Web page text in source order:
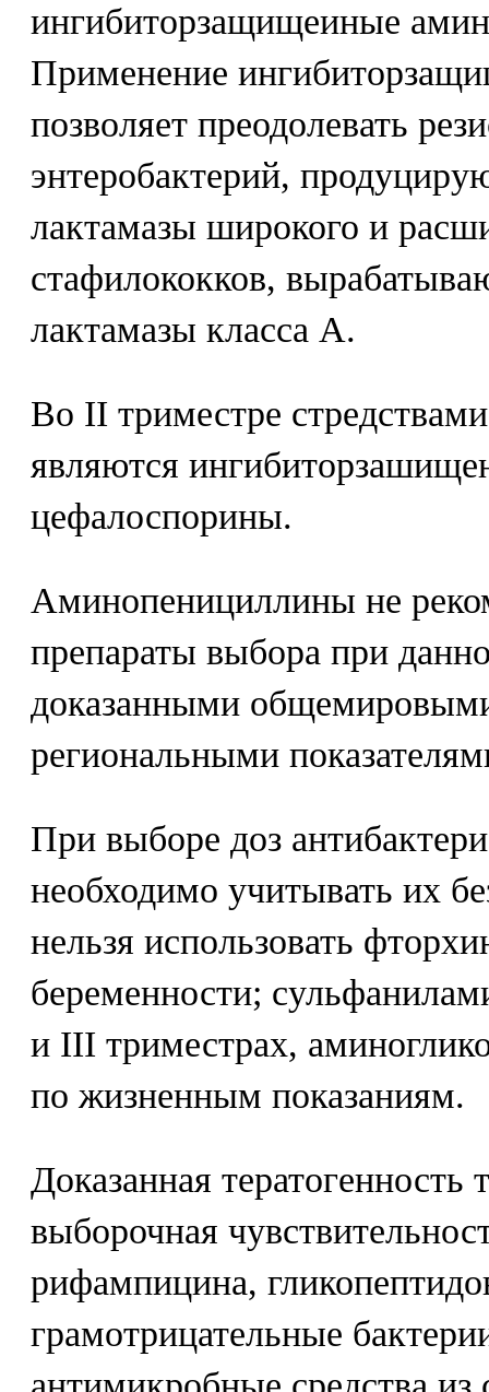
ингибиторзащищеиные
Применение
позволяет преодолевать
энтеробактерий,
лактамазы широкого и
стафилококков,
лактамазы класса А.
Во II триместре
являются
цефалоспорины.
Аминопенициллины не
препараты выбора при
доказанными
региональными
При выборе доз
необходимо учитывать их
нельзя использовать
беременности;
и III триместрах,
по жизненным показаниям.
Доказанная тератогенность
выборочная
рифампицина,
грамотрицательные